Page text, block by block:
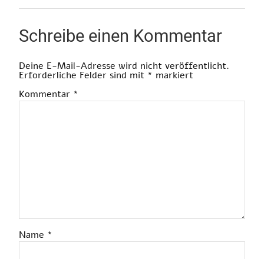
Schreibe einen Kommentar
Deine E-Mail-Adresse wird nicht veröffentlicht.
Erforderliche Felder sind mit * markiert
Kommentar *
Name *